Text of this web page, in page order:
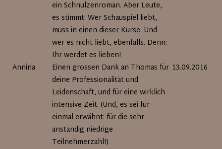
Annina
ein Schnulzenroman. Aber Leute,
es stimmt: Wer Schauspiel liebt,
muss in einen dieser Kurse. Und
wer es nicht liebt, ebenfalls. Denn:
Ihr werdet es lieben!
Einen grossen Dank an Thomas für
deine Professionalität und
Leidenschaft, und für eine wirklich
intensive Zeit. (Und, es sei für
einmal erwähnt: für die sehr
anständig niedrige
Teilnehmerzahl!)
13.09.2016